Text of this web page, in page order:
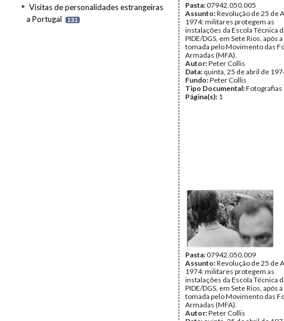
Visitas de personalidades estrangeiras
a Portugal
131
Pasta:07942.050.005
Assunto:Revolução de 25 de
1974: militares protegem as
instalações da Escola Técnica
PIDE/DGS, em Sete Rios, após a
tomada pelo Movimento das
Armadas (MFA).
Autor:Peter Collis
Data: quinta, 25 de abril de
Fundo:Peter Collis
Tipo Documental:Fotografias
Página(s): 1
Pasta:07942.050.009
Assunto:Revolução de 25 de
1974: militares protegem as
instalações da Escola Técnica
PIDE/DGS, em Sete Rios, após a
tomada pelo Movimento das
Armadas (MFA).
Autor:Peter Collis